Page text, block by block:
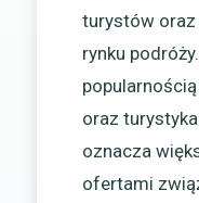
turystów oraz
rynku
oraz
oznacza
ofertami